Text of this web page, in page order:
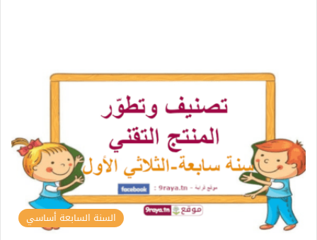
السنة السابعة أساسي